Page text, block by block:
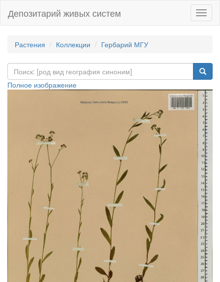
Депозитарий живых систем
Растения Коллекции Гербарий МГУ
Полное изображение